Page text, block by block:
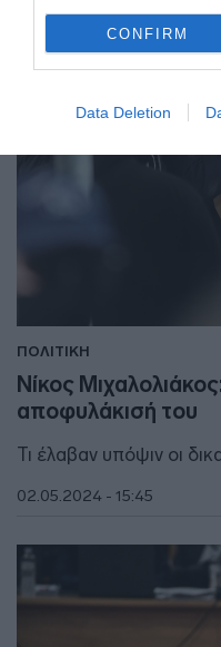
CONFIRM
Data Deletion
ΠΟΛΙΤΙΚΗ
Νίκος
αποφυλάκισή του
Τι έλαβαν υπόψιν οι
02.05.2024 - 15:45